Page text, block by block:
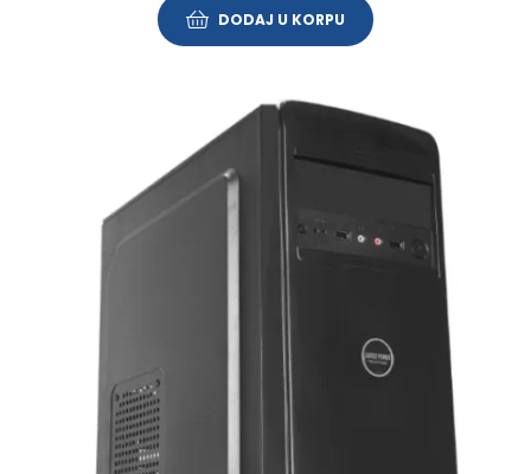
DODAJ U KORPU